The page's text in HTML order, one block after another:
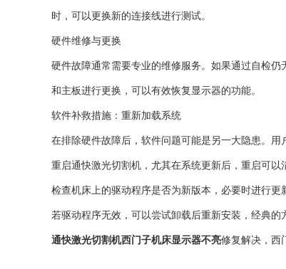
时，可以更换新的连接线进行测试。
硬件维修与更换
硬件故障通常需要专业的维修服务。如果通过自检
和主板进行更换，可以有效恢复显示器的功能。
软件补救措施：重新加载系统
在排除硬件故障后，软件问题可能是另一大隐患。用
重启通快激光切割机，尤其在系统更新后，重启可以
检查机床上的驱动程序是否为新版本，必要时进行更
若驱动程序无效，可以尝试卸载后重新安装，经典的
通快激光切割机西门子机床显示器不亮修复解决，西